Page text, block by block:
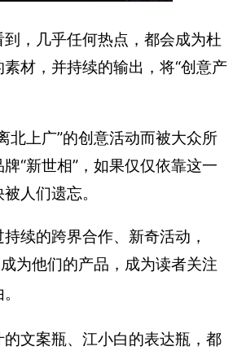
，几乎任何热点，都会成为杜
材，并持续的输出，将“创意产
北上广”的创意活动而被大众所
“新世相”，如果仅仅依靠这一
人们遗忘。
续的跨界合作、新奇活动，
为他们的产品，成为读者关注
文案瓶、江小白的表达瓶，都